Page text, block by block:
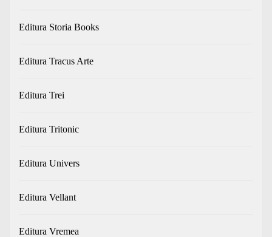
Editura Storia Books
Editura Tracus Arte
Editura Trei
Editura Tritonic
Editura Univers
Editura Vellant
Editura Vremea